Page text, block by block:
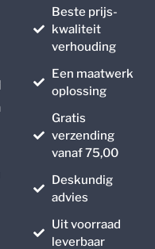
Beste prijs-
kwaliteit
verhouding
Een maatwerk
oplossing
Gratis
verzending
vanaf 75,00
Deskundig
advies
Uit voorraad
leverbaar